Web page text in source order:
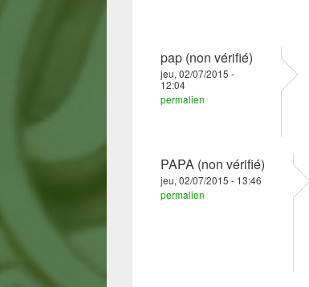
pap (non vérifié)
jeu, 02/07/2015 -
12:04
permalien
PAPA (non vérifié)
jeu, 02/07/2015 - 13:46
permalien